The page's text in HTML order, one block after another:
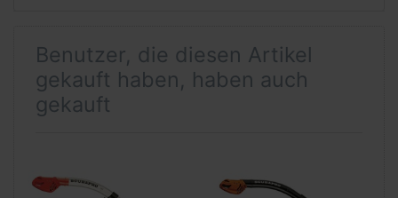
Benutzer, die diesen Artikel
gekauft haben, haben auch
gekauft